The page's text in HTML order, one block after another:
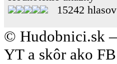
15242 hlasov
© Hudobnici.sk
YT a skôr ako FB